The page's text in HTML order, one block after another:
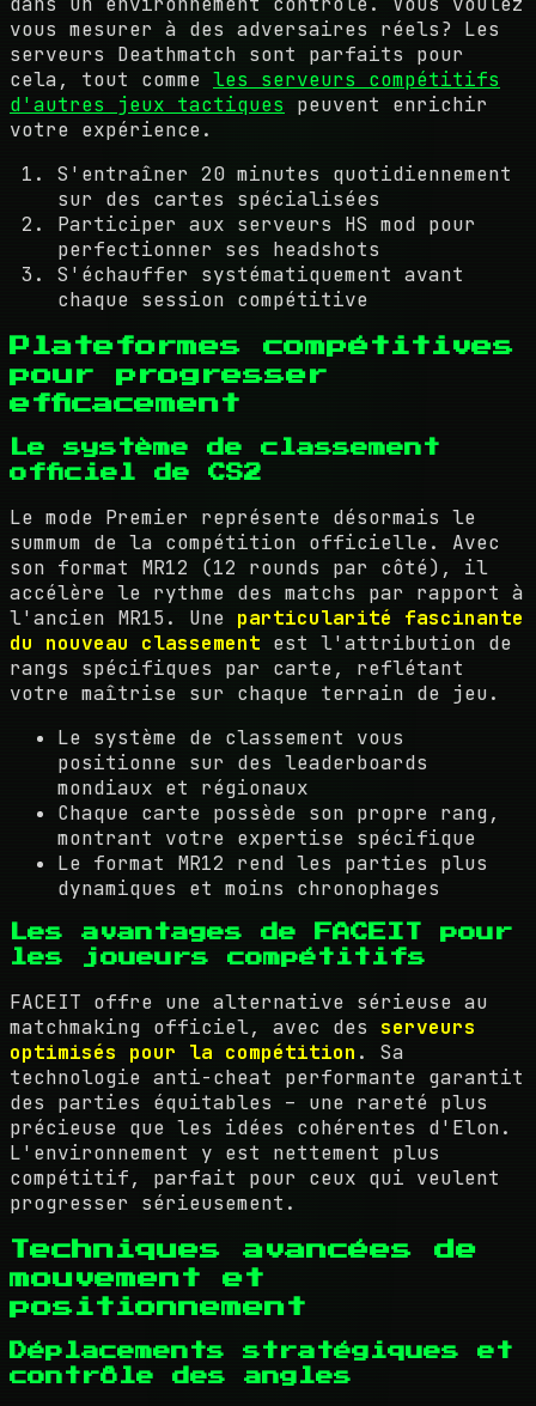
vous mesurer à des adversaires réels? Les
serveurs Deathmatch sont parfaits pour
cela, tout comme les serveurs compétitifs
d'autres jeux tactiques peuvent enrichir
votre expérience.
S'entraîner 20 minutes quotidiennement
sur des cartes spécialisées
Participer aux serveurs HS mod pour
perfectionner ses headshots
S'échauffer systématiquement avant
chaque session compétitive
Plateformes compétitives
pour progresser
efficacement
Le système de classement
officiel de CS2
Le mode Premier représente désormais le
summum de la compétition officielle. Avec
son format MR12 (12 rounds par côté), il
accélère le rythme des matchs par rapport à
l'ancien MR15. Une particularité fascinante
du nouveau classement est l'attribution de
rangs spécifiques par carte, reflétant
votre maîtrise sur chaque terrain de jeu.
Le système de classement vous
positionne sur des leaderboards
mondiaux et régionaux
Chaque carte possède son propre rang,
montrant votre expertise spécifique
Le format MR12 rend les parties plus
dynamiques et moins chronophages
Les avantages de FACEIT pour
les joueurs compétitifs
FACEIT offre une alternative sérieuse au
matchmaking officiel, avec des serveurs
optimisés pour la compétition . Sa
technologie anti-cheat performante garantit
des parties équitables – une rareté plus
précieuse que les idées cohérentes d'Elon.
L'environnement y est nettement plus
compétitif, parfait pour ceux qui veulent
progresser sérieusement.
Techniques avancées de
mouvement et
positionnement
Déplacements stratégiques et
contrôle des angles